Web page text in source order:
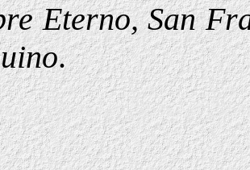
Eterno, San
.